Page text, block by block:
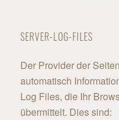
SERVER-LOG-FILES
Der Provider der
automatisch
Log Files, die Ihr
übermittelt. Dies sind: